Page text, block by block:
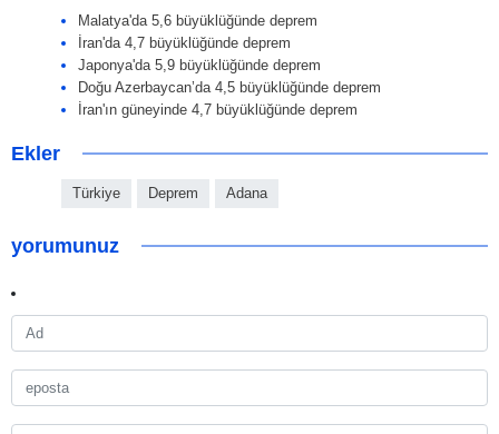
Malatya'da 5,6 büyüklüğünde deprem
İran'da 4,7 büyüklüğünde deprem
Japonya'da 5,9 büyüklüğünde deprem
Doğu Azerbaycan’da 4,5 büyüklüğünde deprem
İran'ın güneyinde 4,7 büyüklüğünde deprem
Ekler
Türkiye Deprem Adana
yorumunuz